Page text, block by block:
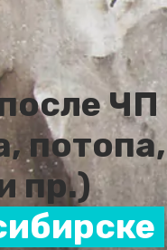
ЧП
потопа,
пр.)